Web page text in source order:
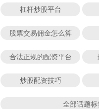
杠杆炒股平台
股票交易佣金怎么算
合法正规的配资平台
炒股配资技巧
全部话题标